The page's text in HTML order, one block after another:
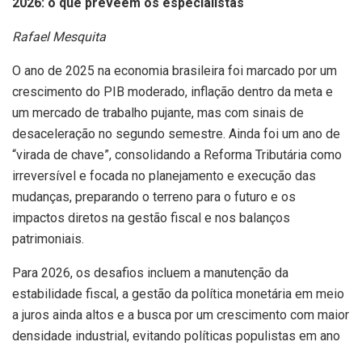
Rafael Mesquita
O ano de 2025 na economia brasileira foi marcado por um
crescimento do PIB moderado, inflação dentro da meta e
um mercado de trabalho pujante, mas com sinais de
desaceleração no segundo semestre. Ainda foi um ano de
“virada de chave”, consolidando a Reforma Tributária como
irreversível e focada no planejamento e execução das
mudanças, preparando o terreno para o futuro e os
impactos diretos na gestão fiscal e nos balanços
patrimoniais.
Para 2026, os desafios incluem a manutenção da
estabilidade fiscal, a gestão da política monetária em meio
a juros ainda altos e a busca por um crescimento com maior
densidade industrial, evitando políticas populistas em ano